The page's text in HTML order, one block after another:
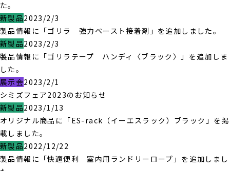
た。
新製品2023/2/3
製品情報に「ゴリラ 強力ペースト接着剤」を追加しました。
新製品2023/2/3
製品情報に「ゴリラテープ ハンディ〈ブラック〉」を追加しま
した。
展示会2023/2/1
シミズフェア2023のお知らせ
新製品2023/1/13
オリジナル商品に「ES-rack（イーエスラック）ブラック」を掲
載しました。
新製品2022/12/22
製品情報に「快適便利 室内用ランドリーロープ」を追加しまし